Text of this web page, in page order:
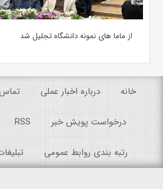
از ماما های نمونه دانشگاه تجلیل شد
خانه درباره اخبار عملی
درخواست پویش خبر RSS
رتبه بندی روابط عمومی